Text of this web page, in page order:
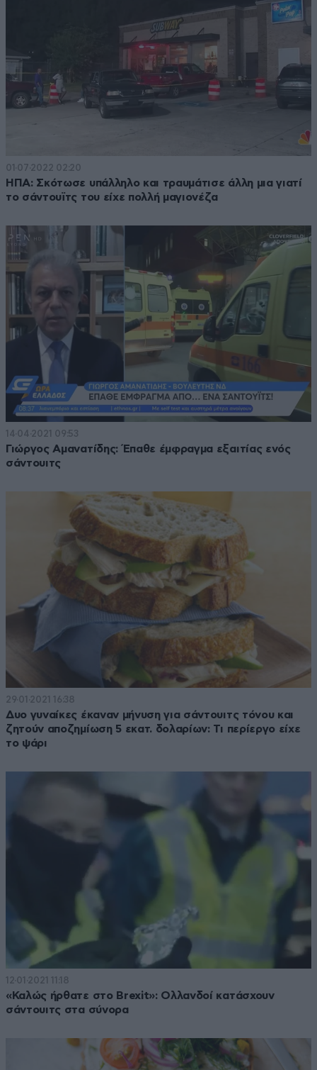
01·07·2022 02:20
ΗΠΑ: Σκότωσε υπάλληλο και τραυμάτισε άλλη μια γιατί
το σάντουϊτς του είχε πολλή μαγιονέζα
14·04·2021 09:53
Γιώργος Αμανατίδης: Έπαθε έμφραγμα εξαιτίας ενός
σάντουιτς
29·01·2021 16:38
Δυο γυναίκες έκαναν μήνυση για σάντουιτς τόνου και
ζητούν αποζημίωση 5 εκατ. δολαρίων: Τι περίεργο είχε
το ψάρι
12·01·2021 11:18
«Καλώς ήρθατε στο Brexit»: Ολλανδοί κατάσχουν
σάντουιτς στα σύνορα